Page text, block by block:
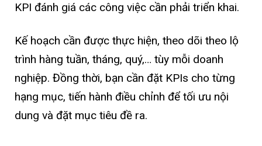
KPI đánh giá các công việc cần phải triển khai.
Kế hoạch cần được thực hiện, theo dõi theo lộ
trình hàng tuần, tháng, quý,… tùy mỗi doanh
nghiệp. Đồng thời, bạn cần đặt KPIs cho từng
hạng mục, tiến hành điều chỉnh để tối ưu nội
dung và đặt mục tiêu đề ra.